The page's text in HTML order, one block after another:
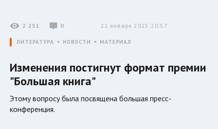
2 251 0 21 января 2025 20:57
ЛИТЕРАТУРА НОВОСТИ МАТЕРИАЛ
Изменения постигнут формат премии
"Большая книга"
Этому вопросу была посвящена большая пресс-
конференция.